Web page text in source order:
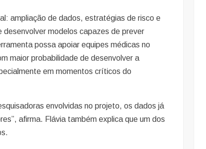
ampliação de dados, estratégias de risco e
modelos capazes de prever
possa apoiar equipes médicas no
maior probabilidade de desenvolver a
em momentos críticos do
envolvidas no projeto, os dados já
afirma. Flávia também explica que um dos